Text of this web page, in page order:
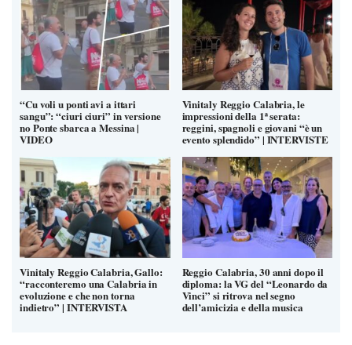
“Cu voli u ponti avi a ittari
sangu”: “ciuri ciuri” in versione
no Ponte sbarca a Messina |
VIDEO
Vinitaly Reggio Calabria, le
impressioni della 1ª serata:
reggini, spagnoli e giovani “è un
evento splendido” | INTERVISTE
Vinitaly Reggio Calabria, Gallo:
“racconteremo una Calabria in
evoluzione e che non torna
indietro” | INTERVISTA
Reggio Calabria, 30 anni dopo il
diploma: la VG del “Leonardo da
Vinci” si ritrova nel segno
dell’amicizia e della musica